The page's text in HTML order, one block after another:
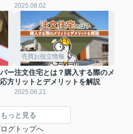
2025.08.02
ー
方
売買お役立情報
注文住宅とは？購入する際のメ
リットとデメリットを解説
2025.06.21
もっと見る
グトップへ